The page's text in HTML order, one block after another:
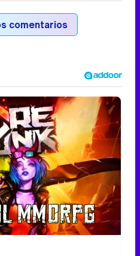
comentarios